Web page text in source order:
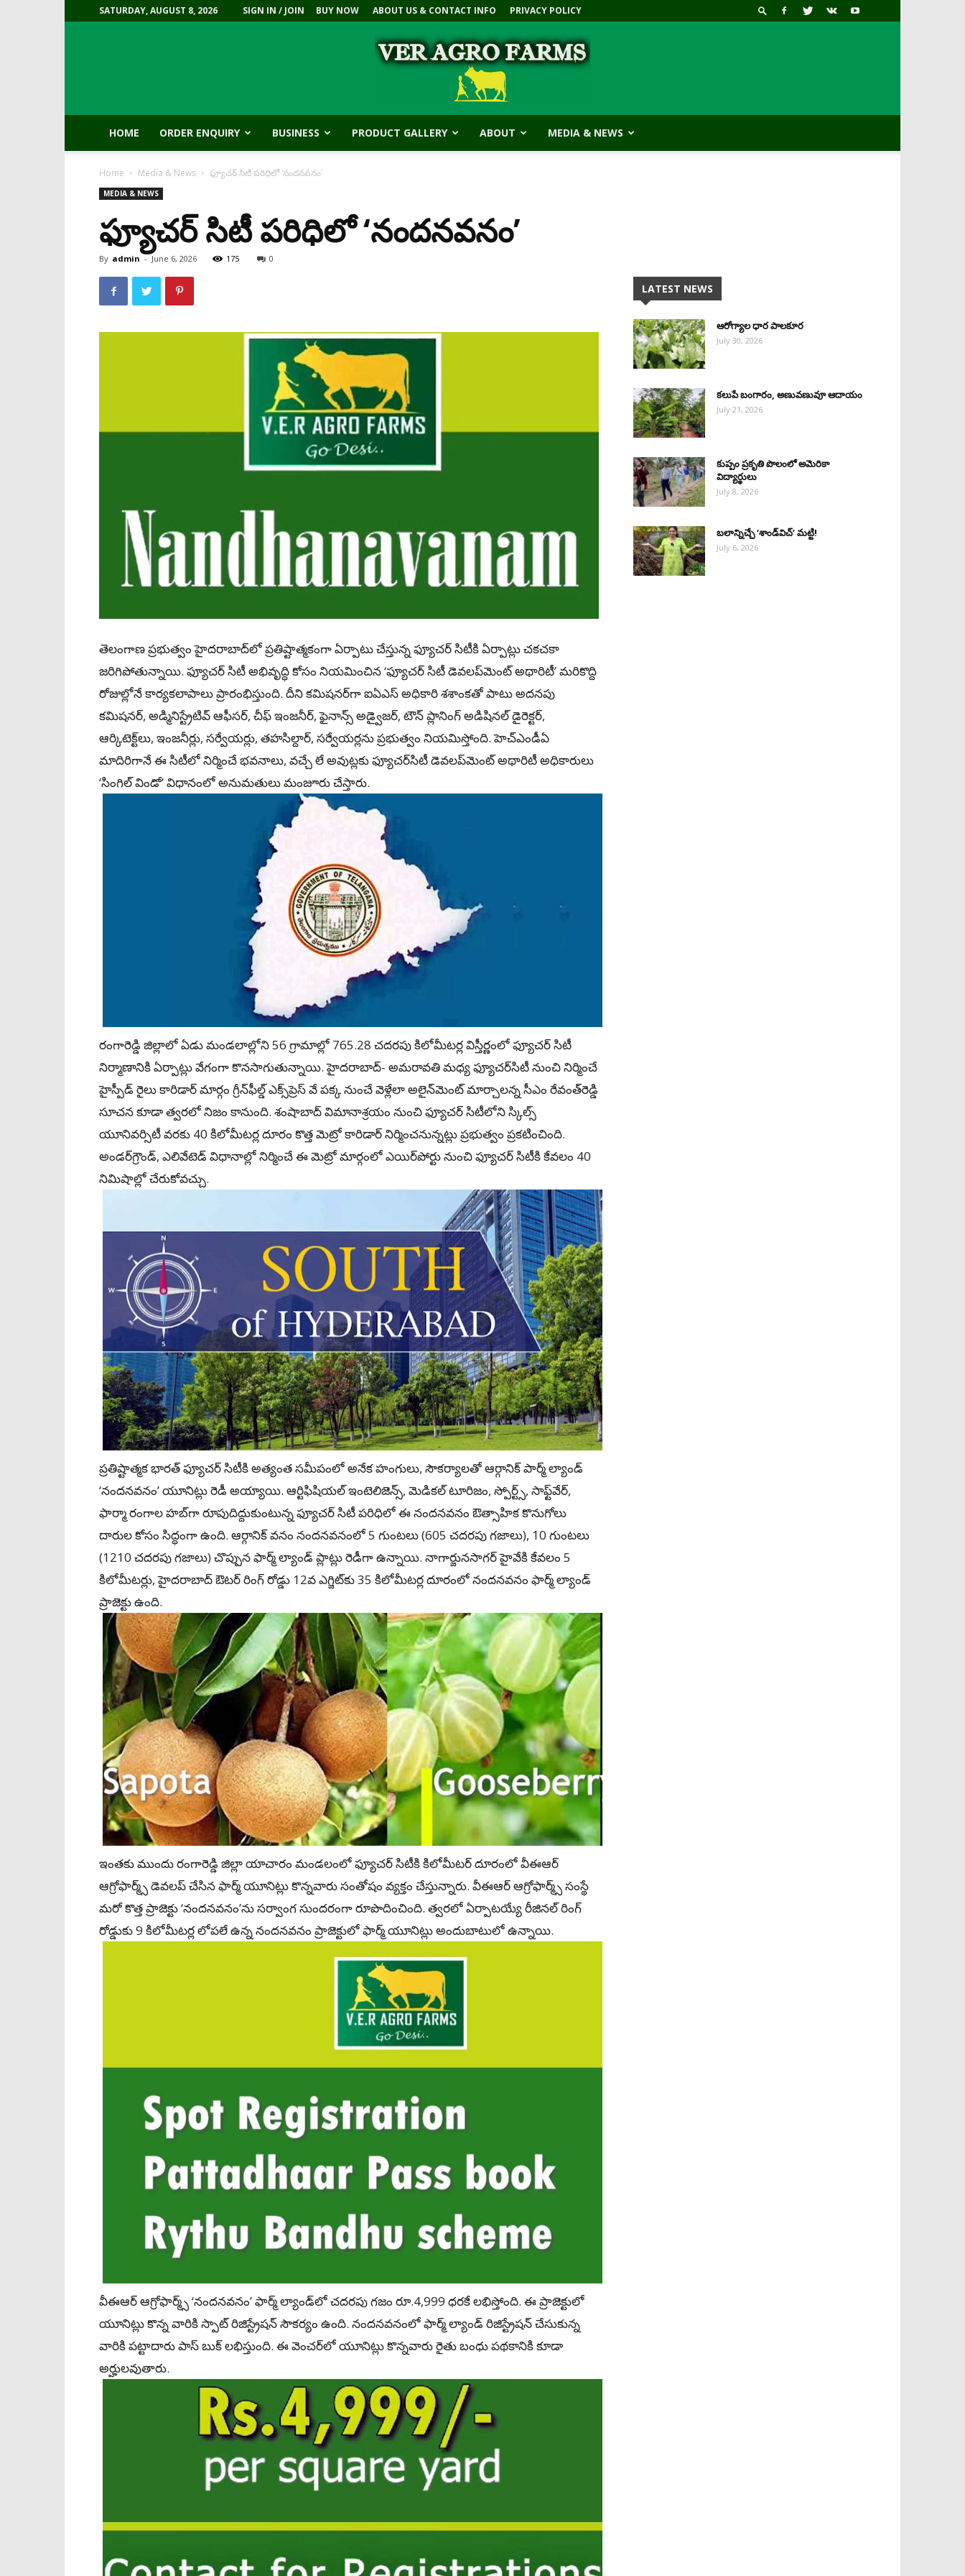
SATURDAY, AUGUST 8, 2026 SIGN IN / JOIN BUY NOW ABOUT US & CONTACT INFO PRIVACY POLICY
V.E.R
Agro
HOME ORDER ENQUIRY BUSINESS PRODUCT GALLERY ABOUT MEDIA & NEWS
Home Media & News ఫ్యూచర్‌ సిటీ పరిధిలో ‘నందనవనం’
MEDIA & NEWS
ఫ్యూచర్‌ సిటీ పరిధిలో ‘నందనవనం’
By admin - June 6, 2026 175 0
తెలంగాణ ప్రభుత్వం హైదరాబాద్‌లో ప్రతిష్టాత్మకంగా ఏర్పాటు చేస్తున్న ఫ్యూచర్‌ సిటీకి ఏర్పాట్లు చకచకా
జరిగిపోతున్నాయి. ఫ్యూచర్‌ సిటీ అభివృద్ధి కోసం నియమించిన ‘ఫ్యూచర్‌ సిటీ డెవలప్‌మెంట్‌ అథారిటీ’ మరికొద్ది
రోజుల్లోనే కార్యకలాపాలు ప్రారంభిస్తుంది. దీని కమిషనర్‌గా ఐఏఎస్‌ అధికారి శశాంకతో పాటు అదనపు
కమిషనర్‌, అడ్మినిస్ట్రేటివ్‌ ఆఫీసర్‌, చీఫ్‌ ఇంజనీర్‌, ఫైనాన్స్‌ అడ్వైజర్‌, టౌన్‌ ప్లానింగ్‌ అడిషినల్‌ డైరెక్టర్‌,
ఆర్కిటెక్ట్‌లు, ఇంజనీర్లు, సర్వేయర్లు, తహసిల్దార్‌, సర్వేయర్లను ప్రభుత్వం నియమిస్తోంది. హెచ్‌ఎండీఏ
మాదిరిగానే ఈ సిటీలో నిర్మించే భవనాలు, వచ్చే లే అవుట్లకు ఫ్యూచర్‌సిటీ డెవలప్‌మెంట్‌ అథారిటీ అధికారులు
‘సింగిల్‌ విండో’ విధానంలో అనుమతులు మంజూరు చేస్తారు.
రంగారెడ్డి జిల్లాలో ఏడు మండలాల్లోని 56 గ్రామాల్లో 765.28 చదరపు కిలోమీటర్ల విస్తీర్ణంలో ఫ్యూచర్‌ సిటీ
నిర్మాణానికి ఏర్పాట్లు వేగంగా కొనసాగుతున్నాయి. హైదరాబాద్‌- అమరావతి మధ్య ఫ్యూచర్‌సిటీ నుంచి నిర్మించే
హైస్పీడ్‌ రైలు కారిడార్‌ మార్గం గ్రీన్‌ఫీల్డ్‌ ఎక్స్‌ప్రెస్‌ వే పక్క నుంచే వెళ్లేలా అలైన్‌మెంట్‌ మార్చాలన్న సీఎం రేవంత్‌రెడ్డి
సూచన కూడా త్వరలో నిజం కానుంది. శంషాబాద్‌ విమానాశ్రయం నుంచి ఫ్యూచర్‌ సిటీలోని స్కిల్స్‌
యూనివర్సిటీ వరకు 40 కిలోమీటర్ల దూరం కొత్త మెట్రో కారిడార్‌ నిర్మించనున్నట్లు ప్రభుత్వం ప్రకటించింది.
అండర్‌గ్రౌండ్‌, ఎలివేటెడ్ విధానాల్లో నిర్మించే ఈ మెట్రో మార్గంలో ఎయిర్‌పోర్టు నుంచి ఫ్యూచర్‌ సిటీకి కేవలం 40
నిమిషాల్లో చేరుకోవచ్చు.
ప్రతిష్టాత్మక భారత్‌ ఫ్యూచర్‌ సిటీకి అత్యంత సమీపంలో అనేక హంగులు, సౌకర్యాలతో ఆర్గానిక్ పార్మ్‌ ల్యాండ్‌
‘నందనవనం’ యూనిట్లు రెడీ అయ్యాయి. ఆర్టిఫిషియల్‌ ఇంటెలిజెన్స్‌, మెడికల్‌ టూరిజం, స్పోర్ట్స్‌, సాఫ్ట్‌వేర్‌,
ఫార్మా రంగాల హబ్‌గా రూపుదిద్దుకుంటున్న ఫ్యూచర్‌ సిటీ పరిధిలో ఈ నందనవనం ఔత్సాహిక కొనుగోలు
దారుల కోసం సిద్ధంగా ఉంది. ఆర్గానిక్ వనం నందనవనంలో 5 గుంటలు (605 చదరపు గజాలు), 10 గుంటలు
(1210 చదరపు గజాలు) చొప్పున ఫార్మ్‌ ల్యాండ్‌ ప్లాట్లు రెడీగా ఉన్నాయి. నాగార్జునసాగర్‌ హైవేకి కేవలం 5
కిలోమీటర్లు, హైదరాబాద్‌ ఔటర్‌ రింగ్‌ రోడ్డు 12వ ఎగ్జిట్‌కు 35 కిలోమీటర్ల దూరంలో నందనవనం ఫార్మ్‌ ల్యాండ్‌
ప్రాజెక్టు ఉంది.
ఇంతకు ముందు రంగారెడ్డి జిల్లా యాచారం మండలంలో ఫ్యూచర్ సిటీకి కిలోమీటర్‌ దూరంలో వీఈఆర్‌
ఆగ్రోఫార్మ్స్‌ డెవలప్‌ చేసిన ఫార్మ్‌ యూనిట్లు కొన్నవారు సంతోషం వ్యక్తం చేస్తున్నారు. వీఈఆర్‌ ఆగ్రోఫార్మ్స్‌ సంస్థే
మరో కొత్త ప్రాజెక్టు ‘నందనవనం’ను సర్వాంగ సుందరంగా రూపొదించింది. త్వరలో ఏర్పాటయ్యే రీజినల్‌ రింగ్‌
రోడ్డుకు 9 కిలోమీటర్ల లోపలే ఉన్న నందనవనం ప్రాజెక్టులో ఫార్మ్‌ యూనిట్లు అందుబాటులో ఉన్నాయి.
వీఈఆర్‌ ఆగ్రోఫార్మ్స్‌ ‘నందనవనం’ ఫార్మ్‌ ల్యాండ్‌లో చదరపు గజం రూ.4,999 ధరకే లభిస్తోంది. ఈ ప్రాజెక్టులో
యూనిట్లు కొన్న వారికి స్పాట్ రిజిస్ట్రేషన్‌ సౌకర్యం ఉంది. నందనవనంలో ఫార్మ్‌ ల్యాండ్‌ రిజిస్ట్రేషన్‌ చేసుకున్న
వారికి పట్టాదారు పాస్‌ బుక్‌ లభిస్తుంది. ఈ వెంచర్‌లో యూనిట్లు కొన్నవారు రైతు బంధు పథకానికి కూడా
అర్హులవుతారు.
LATEST NEWS
ఆరోగ్యాల ధార పాలకూర
July 30, 2026
కలుపే బంగారం, అణువణువూ ఆదాయం
July 21, 2026
కుప్పం ప్రకృతి పొలంలో అమెరికా
విద్యార్థులు
July 8, 2026
బలాన్నిచ్చే ‘శాండ్‌విచ్‌’ మట్టి!
July 6, 2026